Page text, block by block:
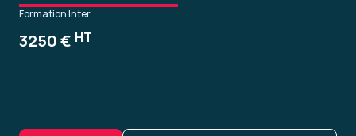
Formation Inter
3250 € HT